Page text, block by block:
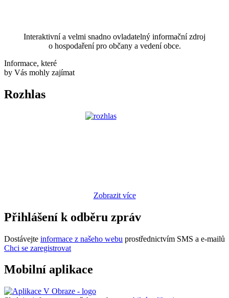
Interaktivní a velmi snadno ovladatelný informační zdroj
o hospodaření pro občany a vedení obce.
Informace, které
by Vás mohly zajímat
Rozhlas
Zobrazit více
Přihlášení k odběru zpráv
Dostávejte informace z našeho webu prostřednictvím SMS a e-mailů
Chci se zaregistrovat
Mobilní aplikace